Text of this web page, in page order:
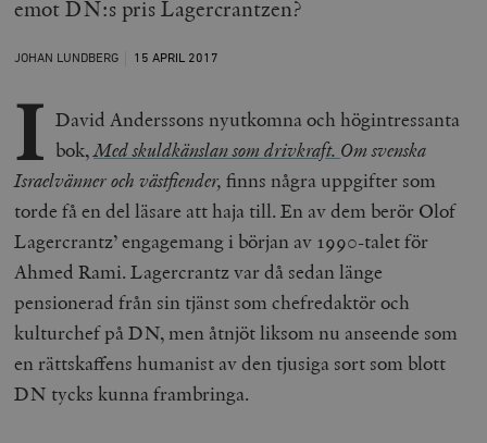
emot DN:s pris Lagercrantzen?
JOHAN LUNDBERG 15 APRIL 2017
I David Anderssons nyutkomna och högintressanta
bok,Med skuldkänslan som drivkraft. Om svenska
Israelvänner och västfiender, finns några uppgifter som
torde få en del läsare att haja till. En av dem berör Olof
Lagercrantz’ engagemang i början av 1990-talet för
Ahmed Rami. Lagercrantz var då sedan länge
pensionerad från sin tjänst som chefredaktör och
kulturchef på DN, men åtnjöt liksom nu anseende som
en rättskaffens humanist av den tjusiga sort som blott
DN tycks kunna frambringa.